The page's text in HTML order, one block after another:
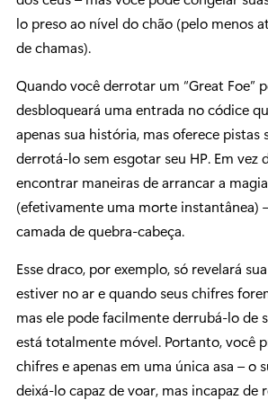
lo preso ao nível do chão (pelo menos
de chamas).
Quando você derrotar um “Great Foe”
desbloqueará uma entrada no códice
apenas sua história, mas oferece pistas
derrotá-lo sem esgotar seu HP. Em vez
encontrar maneiras de arrancar a
(efetivamente uma morte instantânea)
camada de quebra-cabeça.
Esse draco, por exemplo, só revelará
estiver no ar e quando seus chifres
mas ele pode facilmente derrubá-lo de
está totalmente móvel. Portanto, você
chifres e apenas em uma única asa – o
deixá-lo capaz de voar, mas incapaz de